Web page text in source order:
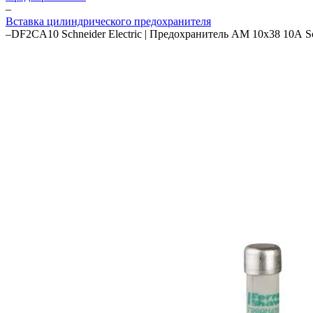
–
Вставка цилиндрического предохранителя
–DF2CA10 Schneider Electric | Предохранитель AM 10х38 10А